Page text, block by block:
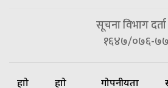
सूचना विभाग
१६४७/०७६-७७
हाम्रो हाम्रो गोपनीयता